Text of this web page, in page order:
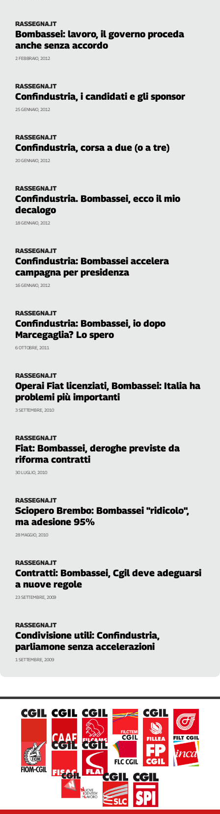
Alto
Adige
Basilicata
Calabria
Emilia-
Romagna
Friuli
Lazio
Piemonte
Puglia
Sardegna
Trentino
Umbria
Valle
Archivio
Storico
1955-
Cerca
La
redazione
Social
RASSEGNA.IT
Bombassei: lavoro, il governo proceda
anche senza accordo
2 FEBBRAIO, 2012
RASSEGNA.IT
Confindustria, i candidati e gli sponsor
25 GENNAIO, 2012
RASSEGNA.IT
Confindustria, corsa a due (o a tre)
20 GENNAIO, 2012
RASSEGNA.IT
Confindustria. Bombassei, ecco il mio
decalogo
18 GENNAIO, 2012
RASSEGNA.IT
Confindustria: Bombassei accelera
campagna per presidenza
16 GENNAIO, 2012
RASSEGNA.IT
Confindustria: Bombassei, io dopo
Marcegaglia? Lo spero
6 OTTOBRE, 2011
RASSEGNA.IT
Operai Fiat licenziati, Bombassei: Italia ha
problemi più importanti
3 SETTEMBRE, 2010
RASSEGNA.IT
Fiat: Bombassei, deroghe previste da
riforma contratti
30 LUGLIO, 2010
RASSEGNA.IT
Sciopero Brembo: Bombassei "ridicolo",
ma adesione 95%
28 MAGGIO, 2010
RASSEGNA.IT
Contratti: Bombassei, Cgil deve adeguarsi
a nuove regole
23 SETTEMBRE, 2009
RASSEGNA.IT
Condivisione utili: Confindustria,
parliamone senza accelerazioni
1 SETTEMBRE, 2009